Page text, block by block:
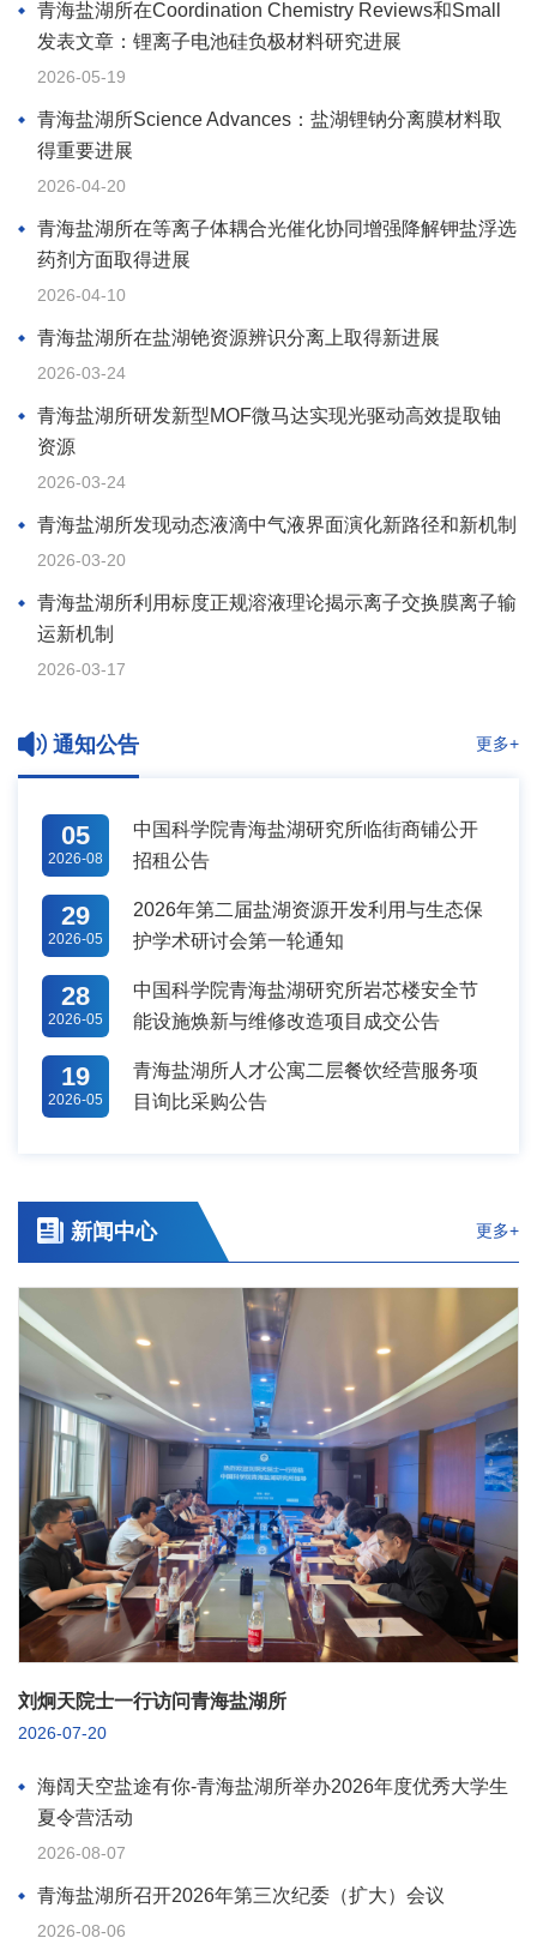
青海盐湖所在Coordination Chemistry Reviews和Small
发表文章：锂离子电池硅负极材料研究进展
2026-05-19
青海盐湖所Science Advances：盐湖锂钠分离膜材料取
得重要进展
2026-04-20
青海盐湖所在等离子体耦合光催化协同增强降解钾盐浮选
药剂方面取得进展
2026-04-10
青海盐湖所在盐湖铯资源辨识分离上取得新进展
2026-03-24
青海盐湖所研发新型MOF微马达实现光驱动高效提取铀
资源
2026-03-24
青海盐湖所发现动态液滴中气液界面演化新路径和新机制
2026-03-20
青海盐湖所利用标度正规溶液理论揭示离子交换膜离子输
运新机制
2026-03-17
通知公告 更多+
05
2026-08
中国科学院青海盐湖研究所临街商铺公开
招租公告
29
2026-05
2026年第二届盐湖资源开发利用与生态保
护学术研讨会第一轮通知
28
2026-05
中国科学院青海盐湖研究所岩芯楼安全节
能设施焕新与维修改造项目成交公告
19
2026-05
青海盐湖所人才公寓二层餐饮经营服务项
目询比采购公告
新闻中心 更多+
刘炯天院士一行访问青海盐湖所
2026-07-20
海阔天空盐途有你-青海盐湖所举办2026年度优秀大学生
夏令营活动
2026-08-07
青海盐湖所召开2026年第三次纪委（扩大）会议
2026-08-06